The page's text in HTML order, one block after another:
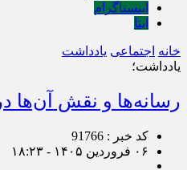
اینستاگرام
ایتا
خانه اجتماعی یادداشت
یادداشت؛
رسانه‌ها و نقش آن‌ها
کد خبر : 91766
۰۶ فروردین ۱۴۰۵ - ۱۸:۲۳